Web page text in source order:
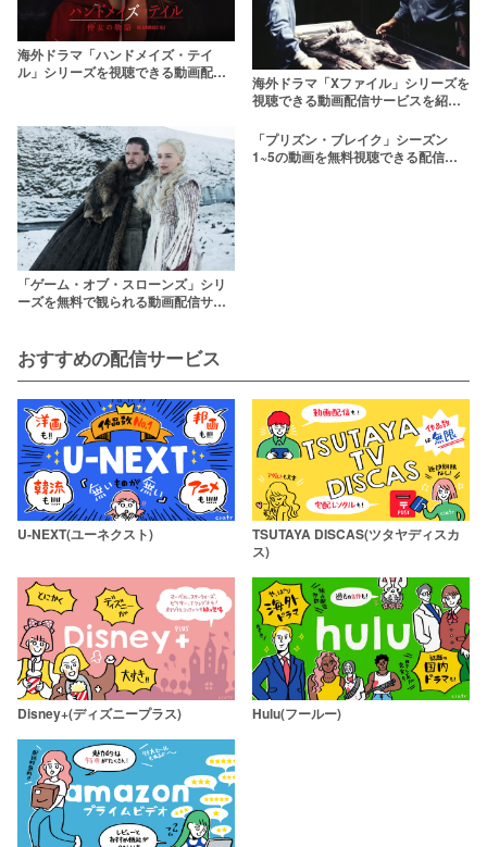
海外ドラマ「ハンドメイズ・テイ
ル」シリーズを視聴できる動画配信
海外ドラマ「Xファイル」シリーズを
視聴できる動画配信サービスを紹
「ゲーム・オブ・スローンズ」シリ
ーズを無料で観られる動画配信サブ
「プリズン・ブレイク」シーズン
1~5の動画を無料視聴できる配信サ
おすすめの配信サービス
U-NEXT(ユーネクスト)
TSUTAYA DISCAS(ツタヤディスカ
ス)
Disney+(ディズニープラス) Hulu(フールー)